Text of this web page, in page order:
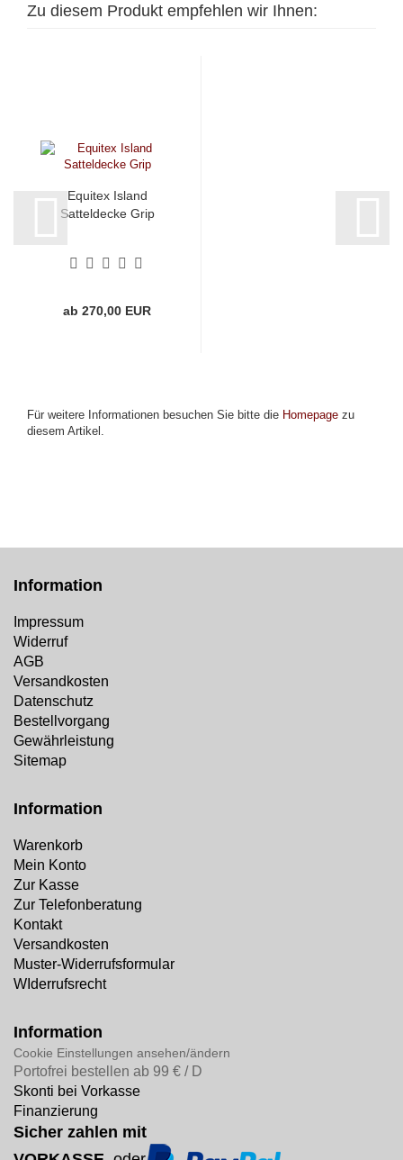
Zu diesem Produkt empfehlen wir Ihnen:
Equitex Island
Satteldecke Grip
ab 270,00 EUR
Für weitere Informationen besuchen Sie bitte die Homepage zu
diesem Artikel.
Information
Impressum
Widerruf
AGB
Versandkosten
Datenschutz
Bestellvorgang
Gewährleistung
Sitemap
Information
Warenkorb
Mein Konto
Zur Kasse
Zur Telefonberatung
Kontakt
Versandkosten
Muster-Widerrufsformular
WIderrufsrecht
Information
Cookie Einstellungen ansehen/ändern
Portofrei bestellen ab 99 € / D
Skonti bei Vorkasse
Finanzierung
Sicher zahlen mit